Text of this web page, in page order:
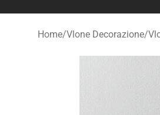
Home/Vlone Decorazione/